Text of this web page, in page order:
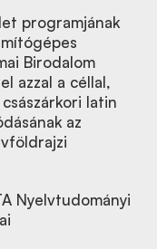
programjának
Birodalom
azzal a céllal,
latin
az
Nyelvtudományi